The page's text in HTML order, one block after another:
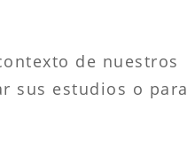
de nuestros
sus estudios o para